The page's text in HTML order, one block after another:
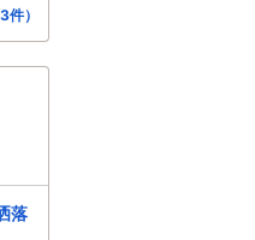
）
落